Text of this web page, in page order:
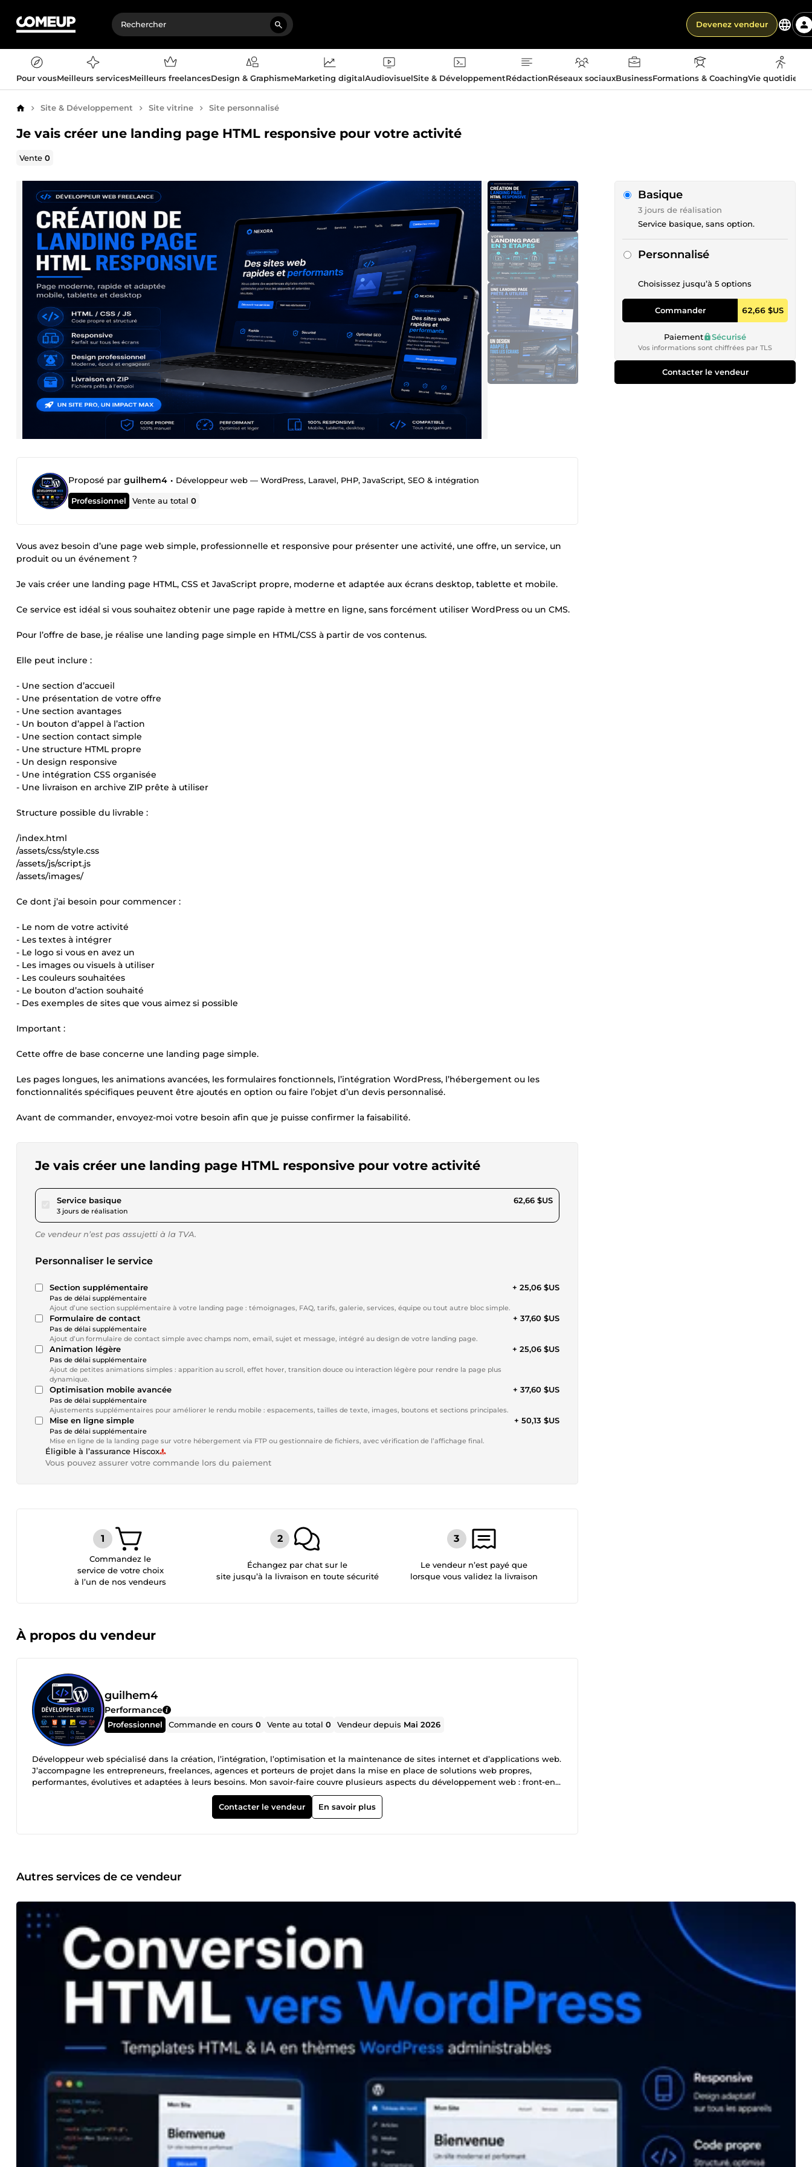
Devenez vendeur
Pour vousMeilleurs servicesMeilleurs freelancesDesign & GraphismeMarketing digitalAudiovisuelSite & DéveloppementRédactionRéseaux sociauxBusinessFormations & CoachingVie
AccueilSite & Développement Site vitrine Site personnalisé
Je vais créer une landing page HTML responsive pour votre activité
Vente0
Proposé par guilhem4 • Développeur web — WordPress, Laravel, PHP, JavaScript, SEO & intégration
Professionnel Vente au total0
Vous avez besoin d’une page web simple, professionnelle et responsive pour présenter une activité, une offre, un service, un
produit ou un événement ?
Je vais créer une landing page HTML, CSS et JavaScript propre, moderne et adaptée aux écrans desktop, tablette et mobile.
Ce service est idéal si vous souhaitez obtenir une page rapide à mettre en ligne, sans forcément utiliser WordPress ou un CMS.
Pour l’offre de base, je réalise une landing page simple en HTML/CSS à partir de vos contenus.
Elle peut inclure :
- Une section d’accueil
- Une présentation de votre offre
- Une section avantages
- Un bouton d’appel à l’action
- Une section contact simple
- Une structure HTML propre
- Un design responsive
- Une intégration CSS organisée
- Une livraison en archive ZIP prête à utiliser
Structure possible du livrable :
/index.html
/assets/css/style.css
/assets/js/script.js
/assets/images/
Ce dont j’ai besoin pour commencer :
- Le nom de votre activité
- Les textes à intégrer
- Le logo si vous en avez un
- Les images ou visuels à utiliser
- Les couleurs souhaitées
- Le bouton d’action souhaité
- Des exemples de sites que vous aimez si possible
Important :
Cette offre de base concerne une landing page simple.
Les pages longues, les animations avancées, les formulaires fonctionnels, l’intégration WordPress, l’hébergement ou les
fonctionnalités spécifiques peuvent être ajoutés en option ou faire l’objet d’un devis personnalisé.
Avant de commander, envoyez-moi votre besoin afin que je puisse confirmer la faisabilité.
Je vais créer une landing page HTML responsive pour votre activité
Service basiquepour 57,75 $US
3 jours de réalisation
62,66 $US
Ce vendeur n’est pas assujetti à la TVA.
Personnaliser le service
Section supplémentaire
Pas de délai supplémentaire
Ajout d’une section supplémentaire à votre landing page : témoignages, FAQ, tarifs, galerie, services, équipe ou tout autre bloc simple.
+ 25,06 $US
Formulaire de contact
Pas de délai supplémentaire
Ajout d’un formulaire de contact simple avec champs nom, email, sujet et message, intégré au design de votre landing page.
+ 37,60 $US
Animation légère
Pas de délai supplémentaire
Ajout de petites animations simples : apparition au scroll, effet hover, transition douce ou interaction légère pour rendre la page plus
dynamique.
+ 25,06 $US
Optimisation mobile avancée
Pas de délai supplémentaire
Ajustements supplémentaires pour améliorer le rendu mobile : espacements, tailles de texte, images, boutons et sections principales.
+ 37,60 $US
Mise en ligne simple
Pas de délai supplémentaire
Mise en ligne de la landing page sur votre hébergement via FTP ou gestionnaire de fichiers, avec vérification de l’affichage final.
+ 50,13 $US
Éligible à l’assurance Hiscox
Vous pouvez assurer votre commande lors du paiement
Basique
3 jours de réalisation
Service basique, sans option.
Personnalisé
Choisissez jusqu’à 5 options
Commander 62,66 $US
Paiement Sécurisé
Vos informations sont chiffrées par TLS
Contacter le vendeur
Commandez le
service de votre choix
à l’un de nos vendeurs
Échangez par chat sur le
site jusqu’à la livraison en toute sécurité
Le vendeur n’est payé que
lorsque vous validez la livraison
À propos du vendeur
guilhem4
Performance
Professionnel Commande en cours0 Vente au total0 Vendeur depuis Mai 2026
Développeur web spécialisé dans la création, l’intégration, l’optimisation et la maintenance de sites internet et d’applications web.
J’accompagne les entrepreneurs, freelances, agences et porteurs de projet dans la mise en place de solutions web propres,
performantes, évolutives et adaptées à leurs besoins. Mon savoir-faire couvre plusieurs aspects du développement web : front-end,
back-end, WordPress, PHP, Laravel, JavaScript, intégration HTML/CSS, optimisation technique, API REST, bases de données et SEO
technique. Je peux intervenir aussi bien sur un projet existant que sur une création à partir de zéro. Mes compétences principales :
Création et personnalisation de sites WordPress Conversion de templates HTML en thèmes WordPress Intégration de templates
le projet Personnalisation de thèmes WordPress Organisation et nettoyage du code Optimisation des performances Optimisation
WordPress Thème WordPress personnalisé Landing page HTML responsive Intégration HTML/CSS/JS Correction de bugs
WordPress ou PHP Optimisation d’un site existant Développement Laravel Connexion à une API REST Création de pages
dynamiques Amélioration SEO technique Refonte ou amélioration d’un template existant Selon le besoin, je peux livrer une
archive prête à utiliser, un thème WordPress installable, une correction ciblée, une intégration complète ou un développement
personnalisé. Quelques exemples de structures sur lesquelles je peux travailler : /wp-content/themes/votre-theme/style.css /wp-
content/themes/votre-theme/functions.php /wp-content/themes/votre-theme/header.php /wp-content/themes/votre-
theme/footer.php /wp-content/themes/votre-theme/page.php /wp-content/themes/votre-theme/assets/css/ /wp-
content/themes/votre-theme/assets/js/ /wp-content/themes/votre-theme/assets/images/ /resources/views/layouts/app.blade.php
/resources/views/pages/home.blade.php /resources/views/pages/contact.blade.php /routes/web.php /app/Http/Controllers/
/app/Models/ /assets/css/ /assets/js/ /assets/images/ /index.html /contact.html /src/components/ /src/pages/ /src/assets/ Mon
maintenable et adapté à votre projet. Vous avez un site à créer, un template à intégrer, une fonctionnalité à développer, un bug à
corriger ou un projet web à améliorer ? Envoyez-moi votre besoin, je vous dirai clairement ce qu’il est possible de faire.
Contacter le vendeur En savoir plus
Autres services de ce vendeur